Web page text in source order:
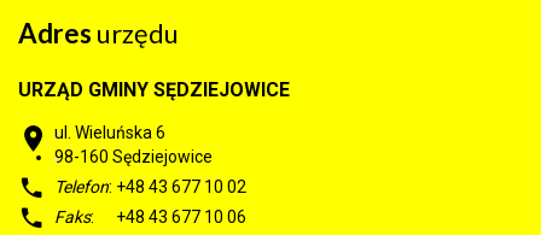
Adres urzędu
URZĄD GMINY SĘDZIEJOWICE
ul. Wieluńska 6
98-160 Sędziejowice
Telefon: +48 43 677 10 02
Faks: +48 43 677 10 06